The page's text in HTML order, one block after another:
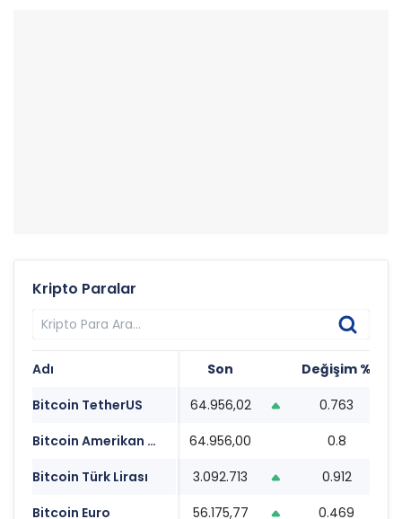
Kripto Paralar
Adı Son Değişim %
Bitcoin TetherUS
64.956,02 0.763
Bitcoin Amerikan Doları
64.956,00 0.8
Bitcoin Türk Lirası
3.092.713 0.912
Bitcoin Euro
56.175,77 0.469